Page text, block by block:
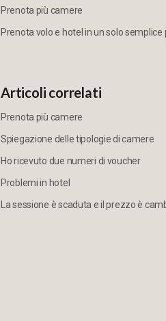
Prenota più camere
Prenota volo e hotel in un solo semplice
Articoli correlati
Prenota più camere
Spiegazione delle tipologie di camere
Ho ricevuto due numeri di voucher
Problemi in hotel
La sessione è scaduta e il prezzo è